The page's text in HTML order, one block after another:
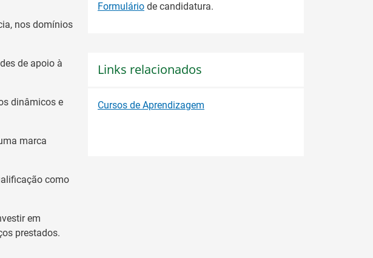
nos domínios
de apoio à
dinâmicos e
marca
como
em
prestados.
Formulário de candidatura.
Links relacionados
Cursos de Aprendizagem